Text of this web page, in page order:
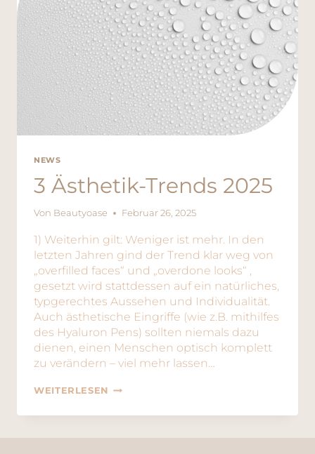
NEWS
3 Ästhetik-Trends 2025
Von Beautyoase Februar 26, 2025
1) Weiterhin gilt: Weniger ist mehr. In den
letzten Jahren gind der Trend klar weg von
„overfilled faces“ und „overdone looks“ ,
gesetzt wird stattdessen auf ein natürliches,
typgerechtes Aussehen und Individualität.
Auch ästhetische Eingriffe (wie z.B. mithilfes
des Hyaluron Pens) sollten niemals dazu
dienen, einen Menschen optisch komplett
zu verändern – viel mehr lassen…
WEITERLESEN